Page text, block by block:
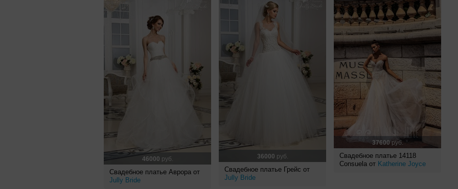
46000 руб.
Свадебное платье Аврора от
Jully Bride
36000 руб.
Свадебное платье Грейс от
Jully Bride
37600руб.
Свадебное платье 14118
Consuela от Katherine Joyce